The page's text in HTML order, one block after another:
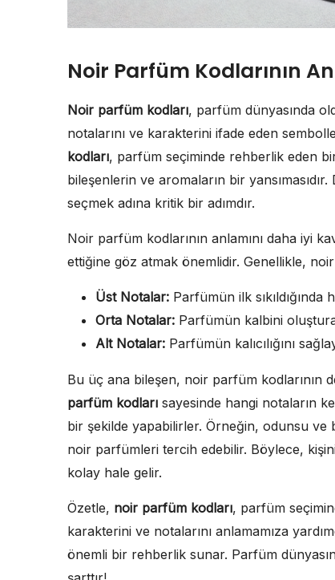
Noir Parfüm Kodlarının
Noir parfüm kodları, parfüm dünyasında
notalarını ve karakterini ifade eden
kodları, parfüm seçiminde rehberlik eden
bileşenlerin ve aromaların bir
seçmek adına kritik bir adımdır.
Noir parfüm kodlarının anlamını daha iyi
ettiğine göz atmak önemlidir. Genellikle,
Üst Notalar: Parfümün ilk
Orta Notalar: Parfümün kalbini
Alt Notalar: Parfümün kalıcılığını
Bu üç ana bileşen, noir parfüm kodlarının
parfüm kodları sayesinde hangi notaların
bir şekilde yapabilirler. Örneğin, odunsu ve
noir parfümleri tercih edebilir. Böylece,
kolay hale gelir.
Özetle, noir parfüm kodları, parfüm
karakterini ve notalarını anlamamıza
önemli bir rehberlik sunar. Parfüm